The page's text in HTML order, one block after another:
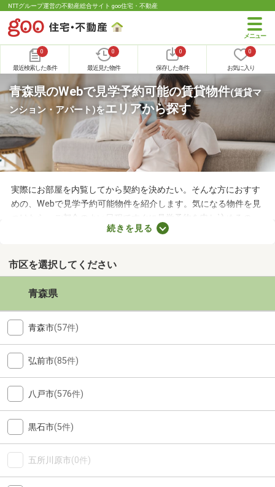
NTTグループ運営の不動産総合サイト goo住宅・不動産
0
最近検索した条件
0
最近見た物件
0
保存した条件
0
お気に入り
青森県のWebで見学予約可能の賃貸物件(賃貸マ
ンション・アパート)をエリアから探す
実際にお部屋を内覧してから契約を決めたい。そんな方におすす
めの、Webで見学予約可能物件を紹介します。気になる物件を見
つけたら、ご都合のよい日程ですぐに見学予約を申し込めるの
で、お部屋探しもスムーズに進みますよ。複数のお部屋を実際に
続きを見る
市区を選択してください
青森県
青森市(57件)
弘前市(85件)
八戸市(576件)
黒石市(5件)
五所川原市(0件)